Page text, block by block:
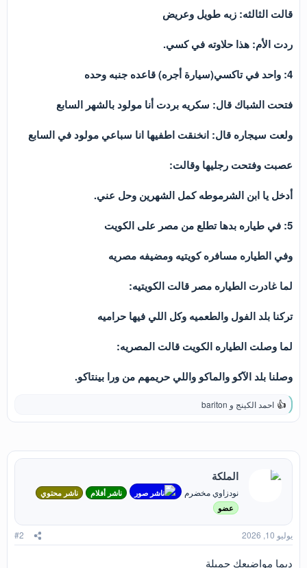
قالت الثالثه: زبه طويل وعريض
ردت الأم: هذا حلاوته في كسي.
4: واحد في تاكسي(سيارة أجره) قاعده جنبه وحده
فتحت الشباك قال: سكريه بردت أنا مولود بالشهر السابع
ولعت سيجاره قال: انخنقت اطفيها انا سباعي مولود في السابع
عصبت وفتحت رجليها وقالت:
أدخل يا ابن الشرموطه كمل الشهرين وحل عني.
5: في طياره بدها تطلع من مصر على الكويت
وفي الطياره مسافره كويتيه ومضيفه مصريه
لما غادرت الطياره مصر قالت الكويتيه:
تركنا بلد الفول والطعميه وكل اللي فيها حراميه
لما وصلت الطياره الكويت قالت المصريه:
وصلنا بلد الآكو والماكو واللي حريمهم من ورا بينتاكو.
ل
ا
احمد الكينج و bariton
الملكة
نودزاوي مخضرم ناشر صور ناشر أفلام
ناشر محتوي
عضو
يوليو 10, 2026 #2
ديما مواضيعك جميلة